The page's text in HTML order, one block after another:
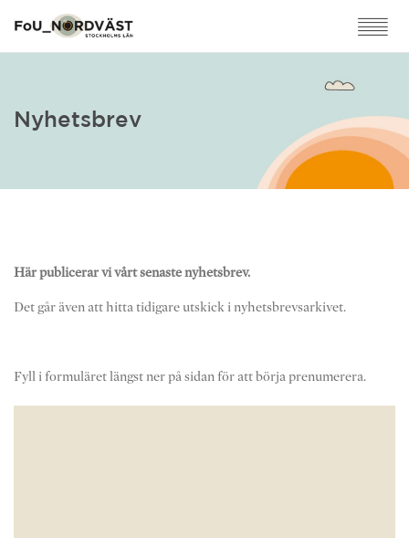
Nyhetsbrev
Här publicerar vi vårt senaste nyhetsbrev.
Det går även att hitta tidigare utskick i nyhetsbrevsarkivet.
Fyll i formuläret längst ner på sidan för att börja prenumerera.